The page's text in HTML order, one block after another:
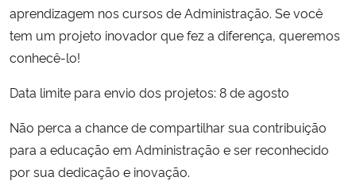
Controladoria-Geral da União
Ministério da Mulher, da Família e dos Direitos Humanos
Secretaria-Geral
Secretaria de Governo
aprendizagem nos cursos de Administração. Se você
tem um projeto inovador que fez a diferença, queremos
conhecê-lo!
Data limite para envio dos projetos: 8 de agosto
Não perca a chance de compartilhar sua contribuição
para a educação em Administração e ser reconhecido
por sua dedicação e inovação.